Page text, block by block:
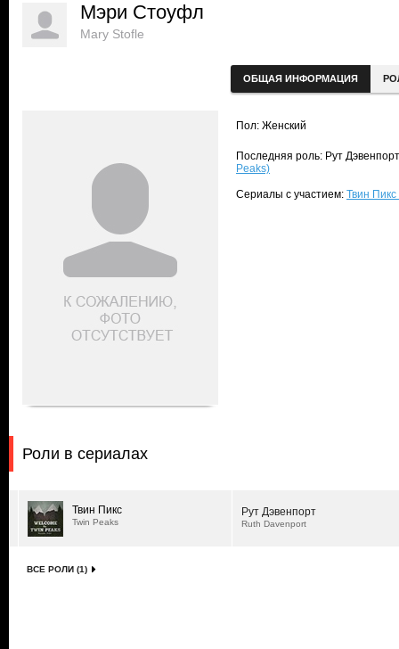
Мэри Стоуфл
Mary Stofle
ОБЩАЯ ИНФОРМАЦИЯ
Пол: Женский
Последняя роль: Рут
Peaks)
Сериалы с участием: Твин
Роли в сериалах
Твин Пикс
Twin Peaks
Рут Дэвенпорт
Ruth Davenport
ВСЕ РОЛИ (1)